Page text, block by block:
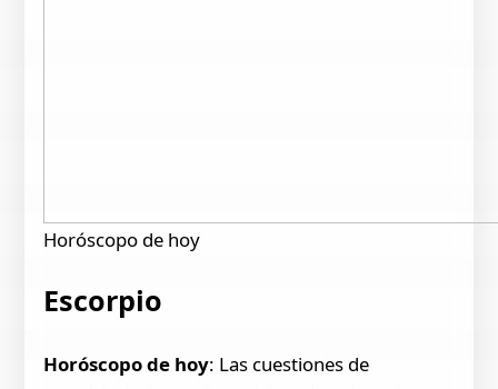
Horóscopo de hoy
Escorpio
Horóscopo de hoy: Las cuestiones de